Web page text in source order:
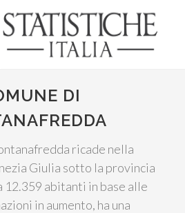
DI
ricade nella
Giulia sotto la provincia
12.359 abitanti in base alle
in aumento, ha una